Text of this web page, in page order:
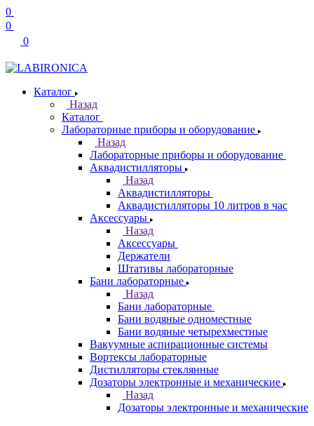
0
0
0
Каталог
Назад
Каталог
Лабораторные приборы и оборудование
Назад
Лабораторные приборы и оборудование
Аквадистилляторы
Назад
Аквадистилляторы
Аквадистилляторы 10 литров в час
Аксессуары
Назад
Аксессуары
Держатели
Штативы лабораторные
Бани лабораторные
Назад
Бани лабораторные
Бани водяные одноместные
Бани водяные четырехместные
Вакуумные аспирационные системы
Вортексы лабораторные
Дистилляторы стеклянные
Дозаторы электронные и механические
Назад
Дозаторы электронные и механические